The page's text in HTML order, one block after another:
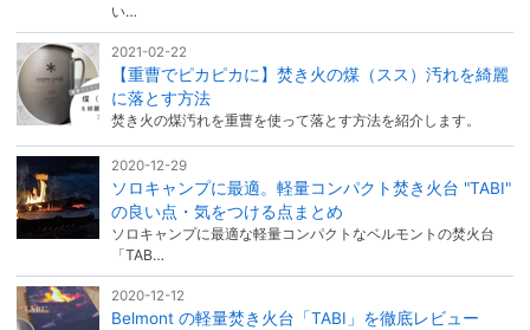
い…
2021-02-22
【重曹でピカピカに】焚き火の煤（スス）汚れを綺麗
に落とす方法
焚き火の煤汚れを重曹を使って落とす方法を紹介します。
2020-12-29
ソロキャンプに最適。軽量コンパクト焚き火台 "TABI"
の良い点・気をつける点まとめ
ソロキャンプに最適な軽量コンパクトなベルモントの焚火台
「TAB…
2020-12-12
Belmont の軽量焚き火台「TABI」を徹底レビュー